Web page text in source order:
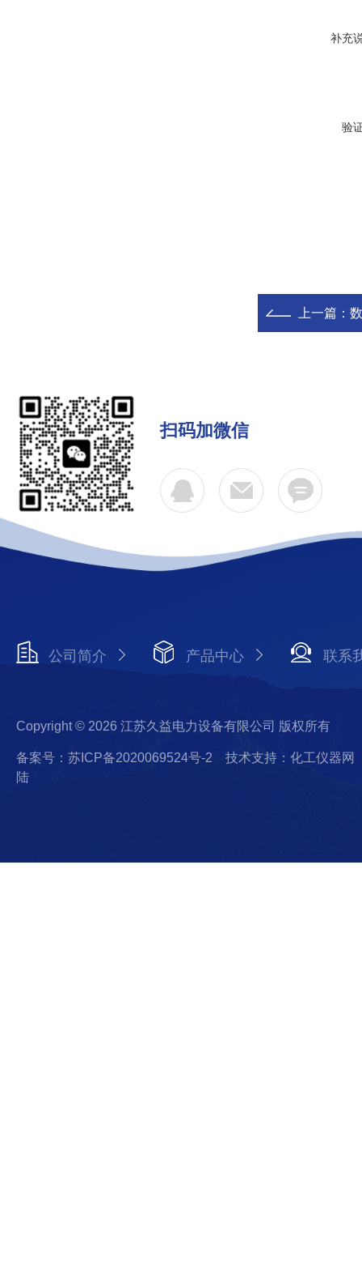
补充
验
上一篇：
扫码加微信
公司简介 产品中心 联系
Copyright © 2026 江苏久益电力设备有限公司 版权所有
备案号：苏ICP备2020069524号-2
技术支持：化工仪器网
陆